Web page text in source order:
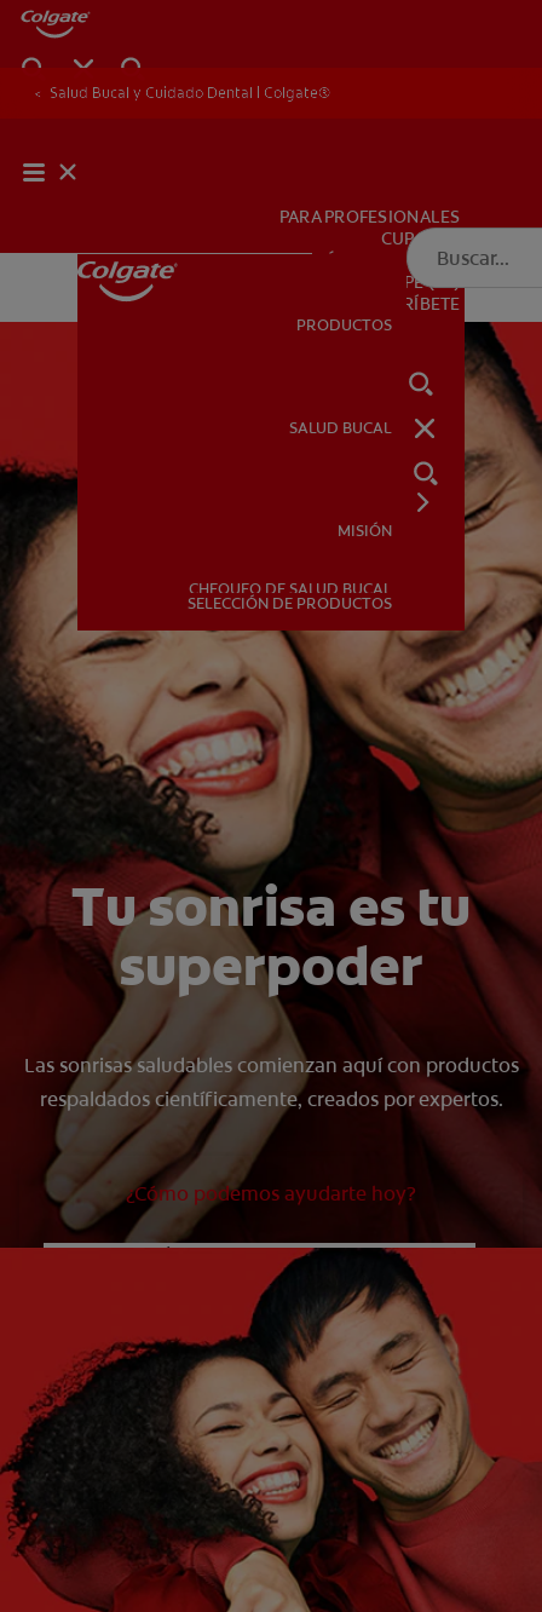
PRODUCTOS
SALUD BUCAL
MISIÓN
CHEQUEO DE SALUD BUCAL
SELECCIÓN DE PRODUCTOS
PARA PROFESIONALES
CUPONES
DÓNDE COMPRAR
PE (ES)
SUSCRÍBETE
PARA PROFESIONALES
CUPONES
DÓNDE COMPRAR
PE (ES)
SUSCRÍBETE
PRODUCTOS
SALUD BUCAL
MISIÓN
CHEQUEO DE SALUD BUCAL
SELECCIÓN DE PRODUCTOS
Salud Bucal y Cuidado Dental | Colgate®
Tu sonrisa es tu
superpoder
Las sonrisas saludables comienzan aquí con productos
respaldados científicamente, creados por expertos.
¿Cómo podemos ayudarte hoy?
¿QUÉ ES LO QUE NECESITAS?
¿CUÁLES SON TUS OBJETIVOS?
Elige una opción